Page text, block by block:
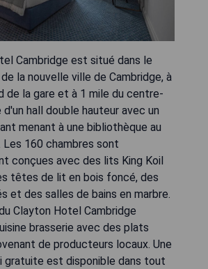
Cambridge est situé dans le
la nouvelle ville de Cambridge, à
de la gare et à 1 mile du centre-
hall double hauteur avec un
menant à une bibliothèque au
160 chambres sont
conçues avec des lits King Koil
têtes de lit en bois foncé, des
et des salles de bains en marbre.
Clayton Hotel Cambridge
brasserie avec des plats
de producteurs locaux. Une
gratuite est disponible dans tout